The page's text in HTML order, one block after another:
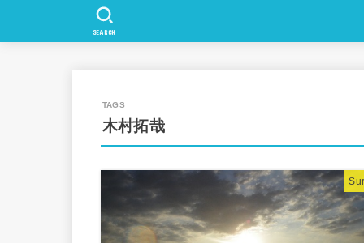
SEARCH
木村拓哉